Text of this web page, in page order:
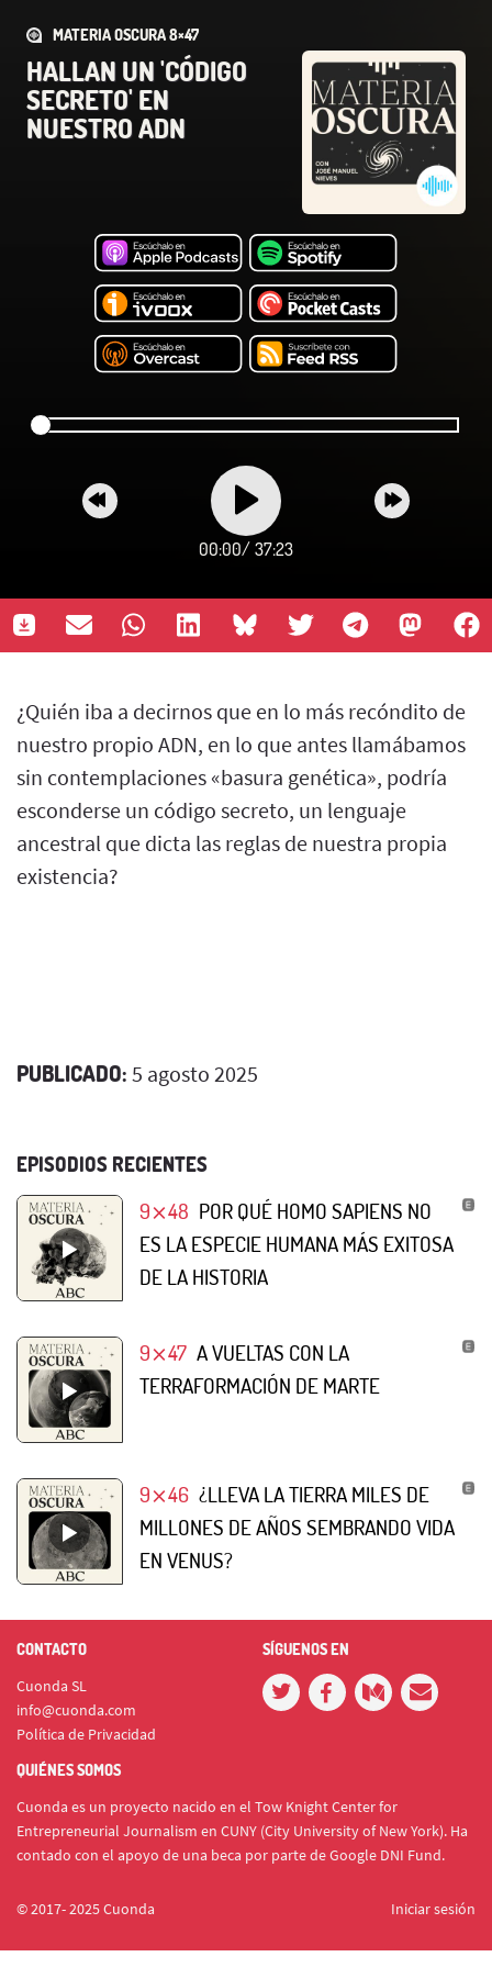
MATERIA OSCURA 8×47
HALLAN UN 'CÓDIGO
SECRETO' EN
NUESTRO ADN
00:00/ 37:23
¿Quién iba a decirnos que en lo más recóndito de
nuestro propio ADN, en lo que antes llamábamos
sin contemplaciones «basura genética», podría
esconderse un código secreto, un lenguaje
ancestral que dicta las reglas de nuestra propia
existencia?
PUBLICADO: 5 agosto 2025
EPISODIOS RECIENTES
9⨯48 POR QUÉ HOMO SAPIENS NO
ES LA ESPECIE HUMANA MÁS EXITOSA
DE LA HISTORIA
9⨯47 A VUELTAS CON LA
TERRAFORMACIÓN DE MARTE
9⨯46 ¿LLEVA LA TIERRA MILES DE
MILLONES DE AÑOS SEMBRANDO VIDA
EN VENUS?
CONTACTO
Cuonda SL
info@cuonda.com
Política de Privacidad
SÍGUENOS EN
QUIÉNES SOMOS
Cuonda es un proyecto nacido en el Tow Knight Center for
Entrepreneurial Journalism en CUNY (City University of New York). Ha
contado con el apoyo de una beca por parte de Google DNI Fund.
© 2017- 2025 Cuonda Iniciar sesión